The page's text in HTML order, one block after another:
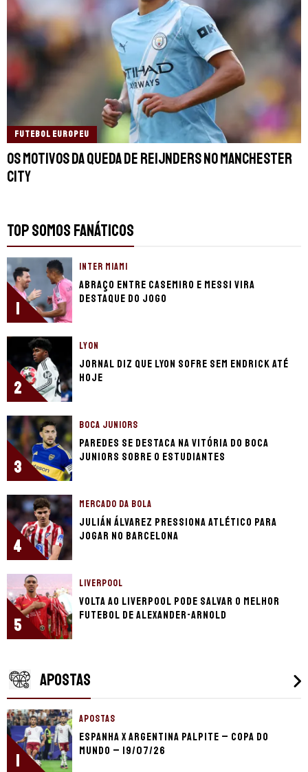
FUTEBOL EUROPEU
Os motivos da queda de Reijnders no Manchester
City
TOP SOMOS FANÁTICOS
1
INTER MIAMI
Abraço entre Casemiro e Messi vira
destaque do jogo
2
LYON
Jornal diz que Lyon sofre sem Endrick até
hoje
3
BOCA JUNIORS
Paredes se destaca na vitória do Boca
Juniors sobre o Estudiantes
4
MERCADO DA BOLA
Julián Álvarez pressiona Atlético para
jogar no Barcelona
5
LIVERPOOL
Volta ao Liverpool pode salvar o melhor
futebol de Alexander-Arnold
APOSTAS
1
APOSTAS
Espanha x Argentina palpite – Copa do
Mundo – 19/07/26